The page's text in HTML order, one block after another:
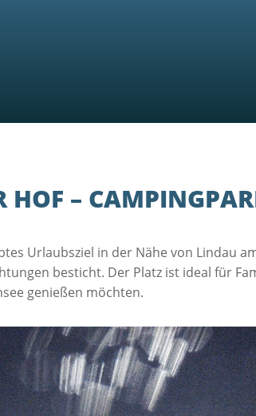
HOF –
Urlaubsziel in der Nähe von Lindau
besticht. Der Platz ist ideal für
genießen möchten.